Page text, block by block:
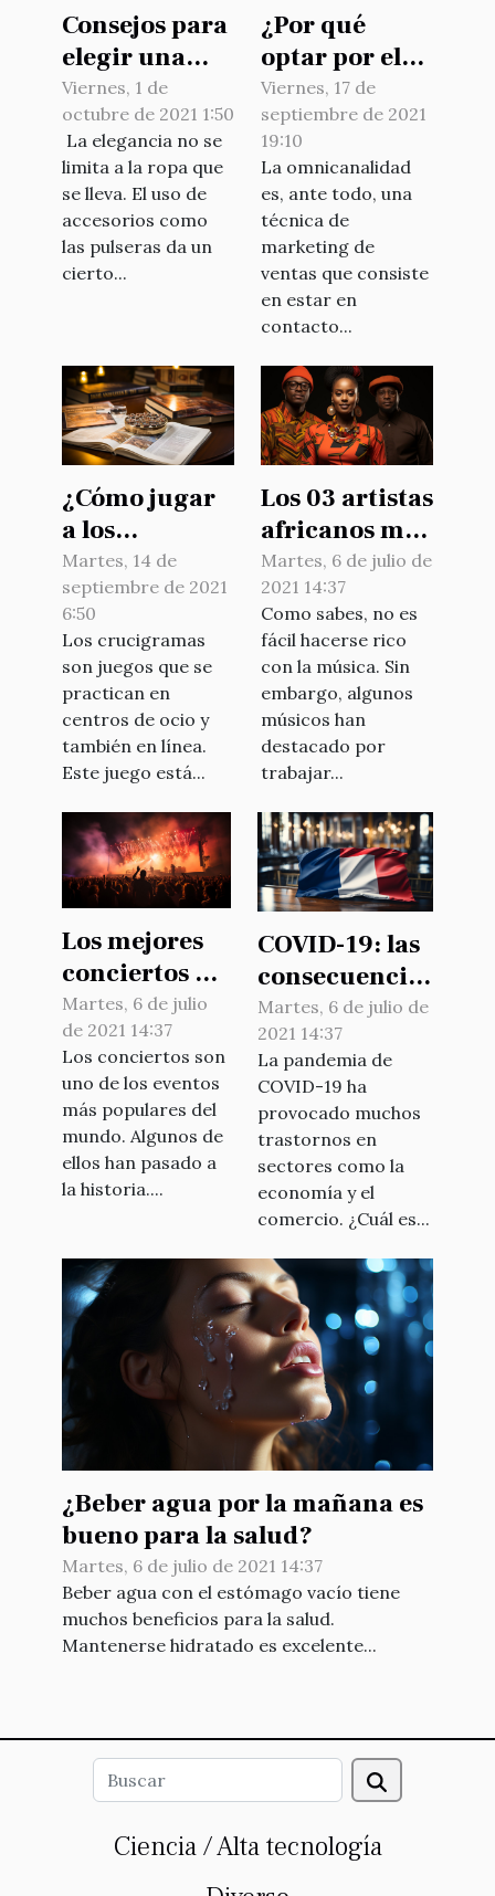
Consejos para
elegir una
pulsera
online
Viernes, 1 de
octubre de 2021 1:50
La elegancia no se
limita a la ropa que
se lleva. El uso de
accesorios como
las pulseras da un
cierto...
¿Por qué
optar por el
servicio
omnicanal de
vocalcom?
Viernes, 17 de
septiembre de 2021
19:10
La omnicanalidad
es, ante todo, una
técnica de
marketing de
ventas que consiste
en estar en
contacto...
¿Cómo jugar
a los
crucigramas?
Martes, 14 de
septiembre de 2021
6:50
Los crucigramas
son juegos que se
practican en
centros de ocio y
también en línea.
Este juego está...
Los 03 artistas
africanos más
ricos en 2021
Martes, 6 de julio de
2021 14:37
Como sabes, no es
fácil hacerse rico
con la música. Sin
embargo, algunos
músicos han
destacado por
trabajar...
Los mejores
conciertos del
mundo
Martes, 6 de julio
de 2021 14:37
Los conciertos son
uno de los eventos
más populares del
mundo. Algunos de
ellos han pasado a
la historia....
COVID-19: las
consecuencias
en la
economía
francesa
Martes, 6 de julio de
2021 14:37
La pandemia de
COVID-19 ha
provocado muchos
trastornos en
sectores como la
economía y el
comercio. ¿Cuál es...
¿Beber agua por la mañana es
bueno para la salud?
Martes, 6 de julio de 2021 14:37
Beber agua con el estómago vacío tiene
muchos beneficios para la salud.
Mantenerse hidratado es excelente...
Ciencia / Alta tecnología